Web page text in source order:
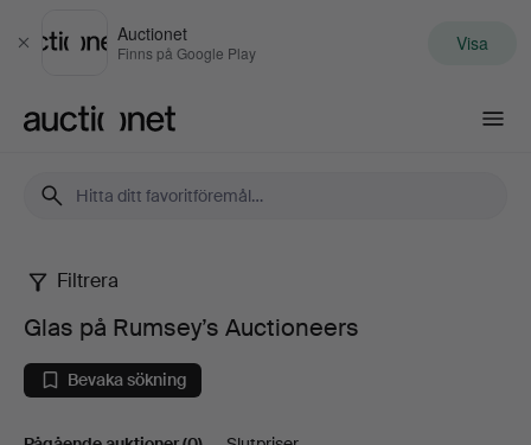
Stäng
Auctionet
Finns på Google Play Visa
Glas
på
Rumsey’s
Filtrera
Glas på Rumsey’s Auctioneers
Bevaka sökning